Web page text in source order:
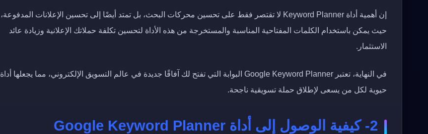
إن أهمية أداة Keyword Planner لا تقتصر فقط على تحسين محركات البحث، بل تمتد أيضًا إلى تحسين الإعلانات المدفوعة،
حيث يمكن باستخدام الكلمات المفتاحية المناسبة والمستخرجة من هذه الأداة لتحسين تكلفة حملاتك الإعلانية وزيادة عائد
الاستثمار.
في النهاية، تعتبر Google Keyword Planner البوابة التي تفتح لك آفاقًا جديدة في عالم التسويق الإلكتروني، مما يجعلها أداة
حيوية لكل من يسعى لإطلاق حملة تسويقية ناجحة.
2- كيفية الوصول إلى أداة Google Keyword Planner